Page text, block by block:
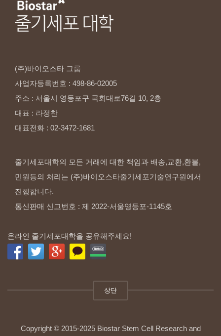
(주)바이오스타 그룹
사업자등록번호 : 498-86-02005
주소 : 서울시 영등포구 국회대로76길 10, 2층
대표 : 라정찬
대표전화 : 02-3472-1681
줄기세포대학의 모든 거래에 대한 책임과 배송,교환,환불,
민원등의 처리는 (주)바이오스타줄기세포기술연구원에서
진행합니다.
통신판매 신고번호 : 제 2022-서울영등포-1145호
온라인 줄기세포대학을 공유해주세요!
상단
Copyright © 2015-2025 Biostar Stem Cell Research and